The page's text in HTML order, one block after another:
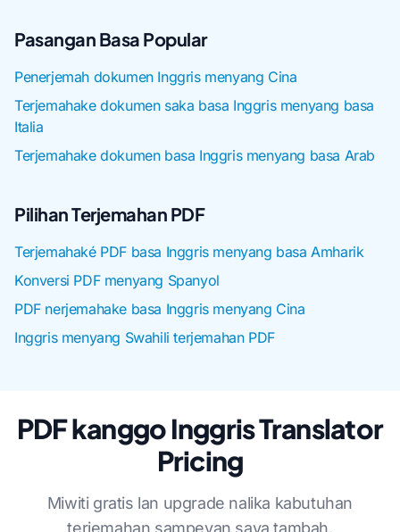
Pasangan Basa Popular
Penerjemah dokumen Inggris menyang Cina
Terjemahake dokumen saka basa Inggris menyang basa
Italia
Terjemahake dokumen basa Inggris menyang basa Arab
Pilihan Terjemahan PDF
Terjemahaké PDF basa Inggris menyang basa Amharik
Konversi PDF menyang Spanyol
PDF nerjemahake basa Inggris menyang Cina
Inggris menyang Swahili terjemahan PDF
PDF kanggo Inggris Translator
Pricing
Miwiti gratis lan upgrade nalika kabutuhan
terjemahan sampeyan saya tambah.